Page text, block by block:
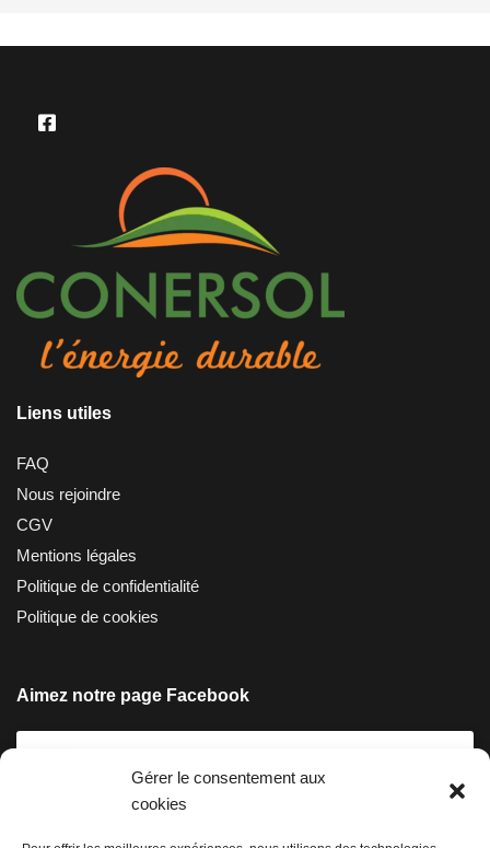
Gérer le consentement aux
cookies
Liens utiles
FAQ
Nous rejoindre
CGV
Mentions légales
Politique de confidentialité
Politique de cookies
Aimez notre page Facebook